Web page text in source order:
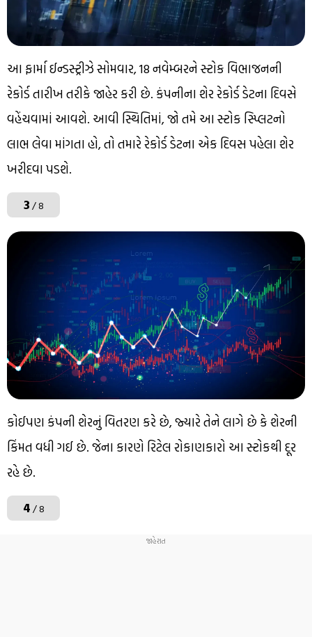
આ ફાર્મા ઈન્ડસ્ટ્રીઝે સોમવાર, 18 નવેમ્બરને સ્ટોક વિભાજનની
રેકોર્ડ તારીખ તરીકે જાહેર કરી છે. કંપનીના શેર રેકોર્ડ ડેટના દિવસે
વહેંચવામાં આવશે. આવી સ્થિતિમાં, જો તમે આ સ્ટોક સ્પ્લિટનો
લાભ લેવા માંગતા હો, તો તમારે રેકોર્ડ ડેટના એક દિવસ પહેલા શેર
ખરીદવા પડશે.
3/ 8
કોઈપણ કંપની શેરનું વિતરણ કરે છે, જ્યારે તેને લાગે છે કે શેરની
કિંમત વધી ગઈ છે. જેના કારણે રિટેલ રોકાણકારો આ સ્ટોકથી દૂર
રહે છે.
4/ 8